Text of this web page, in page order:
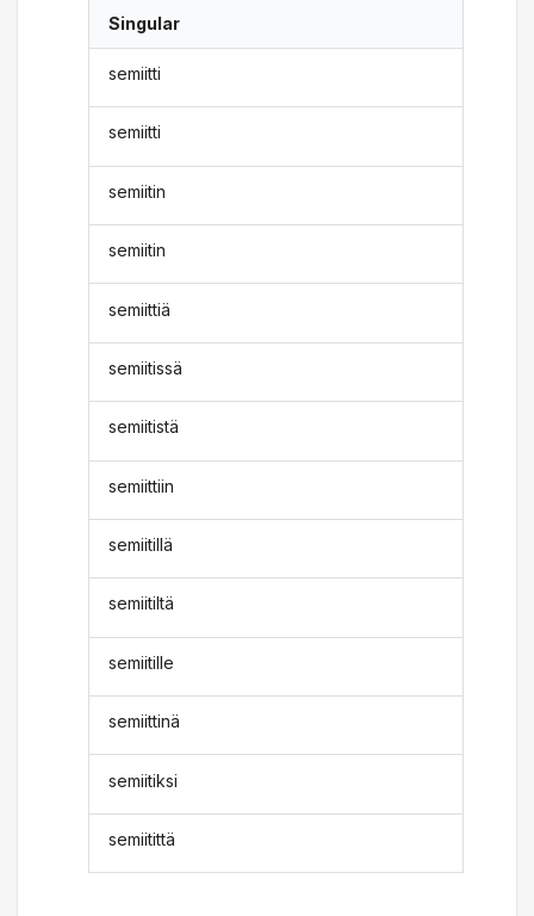
Singular
semiitti
semiitti
semiitin
semiitin
semiittiä
semiitissä
semiitistä
semiittiin
semiitillä
semiitiltä
semiitille
semiittinä
semiitiksi
semiitittä